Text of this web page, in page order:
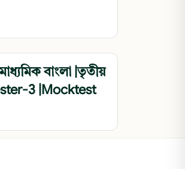
বাংলা |তৃতীয়
3 |Mocktest